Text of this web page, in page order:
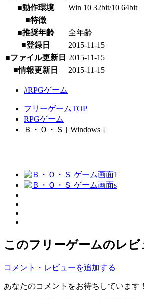
■動作環境
Win 10 32bit/10 64bit
■特徴
■推奨年齢
全年齢
■登録日
2015-11-15
■ファイル更新日 2015-11-15
■情報更新日
2015-11-15
#RPGゲーム
フリーゲームTOP
RPGゲーム
Ｂ・Ｏ・Ｓ [ Windows ]
このフリーゲームのレビ
コメント・レビューを追加する
あなたのコメントをお待ちしています！